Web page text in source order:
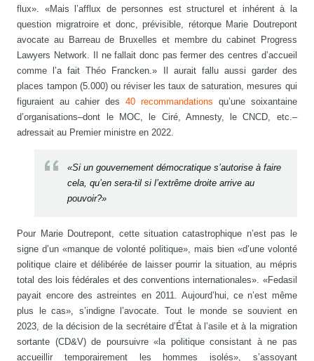
flux». «Mais l’afflux de personnes est structurel et inhérent à la
question migratroire et donc, prévisible, rétorque Marie Doutrepont
avocate au Barreau de Bruxelles et membre du cabinet Progress
Lawyers Network. Il ne fallait donc pas fermer des centres d’accueil
comme l’a fait Théo Francken.» Il aurait fallu aussi garder des
places tampon (5.000) ou réviser les taux de saturation, mesures qui
figuraient au cahier des 40 recommandations qu’une soixantaine
d’organisations–dont le MOC, le Ciré, Amnesty, le CNCD, etc.–
adressait au Premier ministre en 2022.
«Si un gouvernement démocratique s’autorise à faire
cela, qu’en sera-til si l’extrême droite arrive au
pouvoir?»
Pour Marie Doutrepont, cette situation catastrophique n’est pas le
signe d’un «manque de volonté politique», mais bien «d’une volonté
politique claire et délibérée de laisser pourrir la situation, au mépris
total des lois fédérales et des conventions internationales». «Fedasil
payait encore des astreintes en 2011. Aujourd’hui, ce n’est même
plus le cas», s’indigne l’avocate. Tout le monde se souvient en
2023, de la décision de la secrétaire d’État à l’asile et à la migration
sortante (CD&V) de poursuivre «la politique consistant à ne pas
accueillir temporairement les hommes isolés», s’assoyant